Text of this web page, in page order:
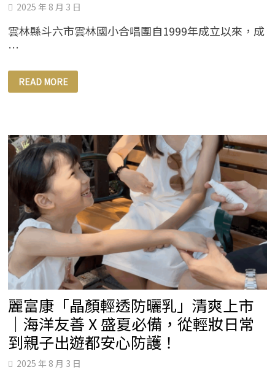
2025 年 8 月 3 日
雲林縣斗六市雲林國小合唱團自1999年成立以來，成
…
【童
聲
驚
林
國
小
合
唱
團
奪
濟
州
國
際
合
大
獎，
唱
響
台
灣
文
化！
READ MORE
麗富康「晶顏輕透防曬乳」清爽上市
｜海洋友善 X 盛夏必備，從輕妝日常
到親子出遊都安心防護！
2025 年 8 月 3 日